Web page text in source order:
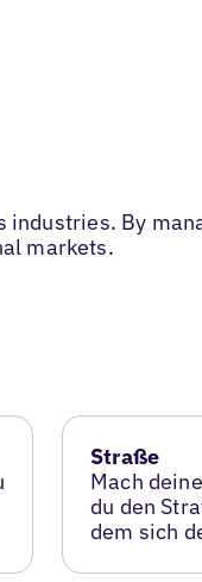
industries. By
markets.
Straße
Mach
du den
dem sich